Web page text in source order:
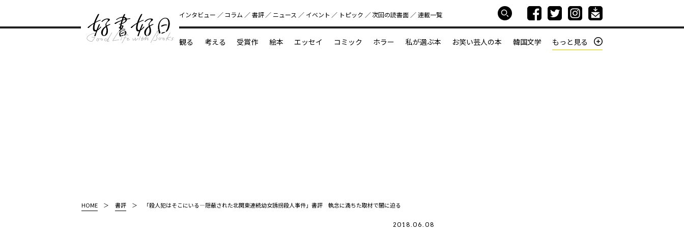
好書好日
インタビュー コラム 書評 ニュース イベント トピック 次回の読書⾯ 連載一覧
観る 考える 受賞作 絵本 エッセイ コミック ホラー 私が選ぶ本 お笑い芸人の本 韓国文学 もっと見る
HOME 書評 「殺人犯はそこにいる―隠蔽された北関東連続幼女誘拐殺人事件」書評 執念に満ちた取材で闇に迫る
2018.06.08